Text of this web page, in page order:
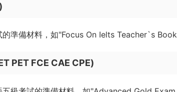
準備材料，如"Focus On Ielts Teacher`s
PET FCE CAE CPE)